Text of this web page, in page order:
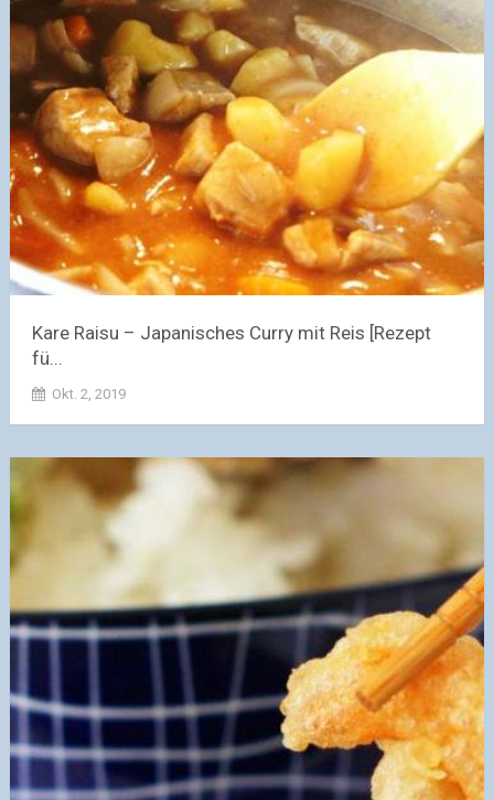
Kare Raisu – Japanisches Curry mit Reis [Rezept
fü...
Okt. 2, 2019